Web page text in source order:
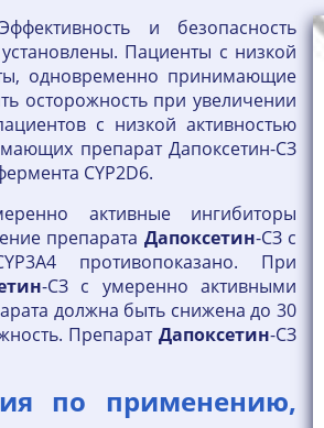
и безопасность
Пациенты с низкой
одновременно принимающие
осторожность при увеличении
с низкой активностью
препарат Дапоксетин-СЗ
CYP2D6.
активные ингибиторы
препарата Дапоксетин-СЗ с
противопоказано. При
-СЗ с умеренно активными
должна быть снижена до 30
Препарат Дапоксетин-СЗ
по применению,